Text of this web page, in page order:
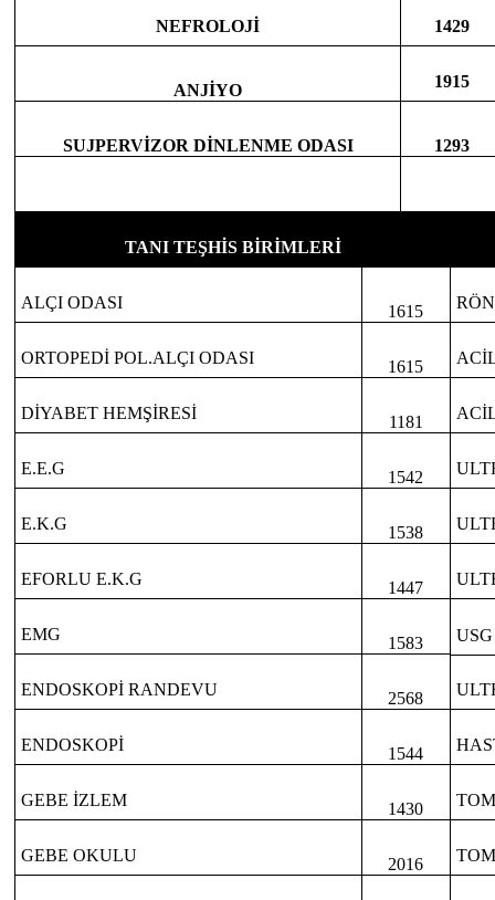
NEFROLOJİ 1429
ANJİYO 1915
SUJPERVİZOR DİNLENME ODASI 1293
TANI TEŞHİS BİRİMLERİ
ALÇI ODASI 1615
ORTOPEDİ POL.ALÇI ODASI 1615
DİYABET HEMŞİRESİ 1181
E.E.G 1542
E.K.G 1538
EFORLU E.K.G 1447
EMG 1583
ENDOSKOPİ RANDEVU 2568
ENDOSKOPİ 1544
GEBE İZLEM 1430
GEBE OKULU 2016